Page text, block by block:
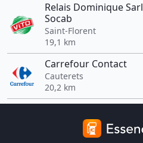
Relais Dominique Sarl
Socab
Saint-Florent
19,1 km
Carrefour Contact
Cauterets
20,2 km